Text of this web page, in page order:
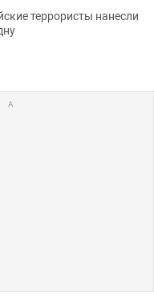
террористы нанесли